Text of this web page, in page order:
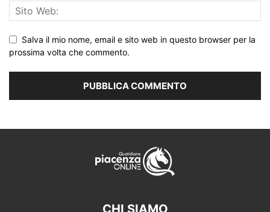
Salva il mio nome, email e sito web in questo browser per la
prossima volta che commento.